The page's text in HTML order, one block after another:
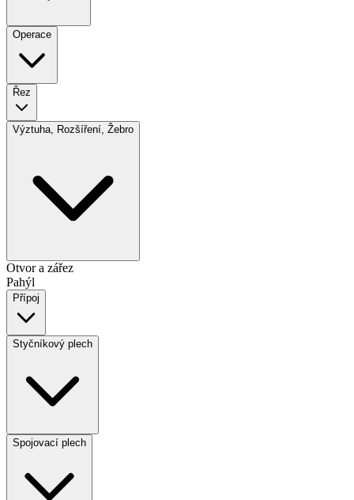
Operace
Řez
Výztuha, Rozšíření, Žebro
Otvor a zářez
Pahýl
Přípoj
Styčníkový plech
Spojovací plech